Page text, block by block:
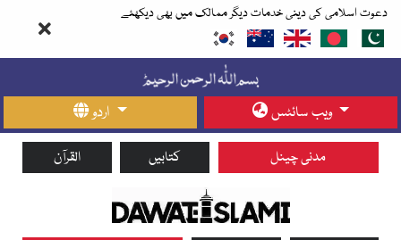
دعوت اسلامی کی دینی خدمات دیگر ممالک میں بھی دیکھئے
اردو ویب سائٹس
القرآن کتابیں مدنی چینل